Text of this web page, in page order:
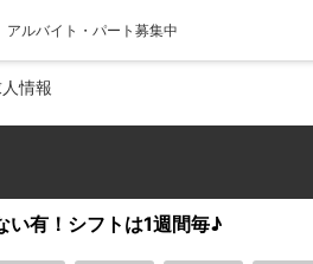
ルバイト・パート募集中
情報
い有！シフトは1週間毎♪